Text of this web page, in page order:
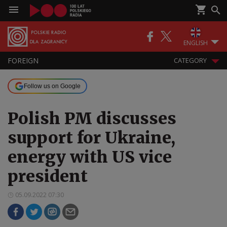
ENGLISH
FOREIGN CATEGORY
Follow us on Google
Polish PM discusses
support for Ukraine,
energy with US vice
president
05.09.2022 07:30